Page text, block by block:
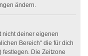
ändern.
nicht deiner eigenen
Bereich“ die für dich
festlegen. Die Zeitzone